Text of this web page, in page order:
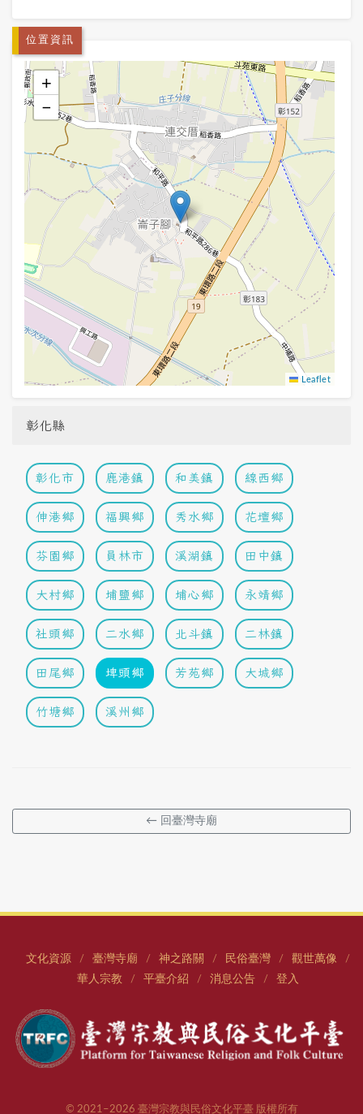
位置資訊
+
−
Leaflet
彰化縣
彰化市 鹿港鎮 和美鎮 線西鄉
伸港鄉 福興鄉 秀水鄉 花壇鄉
芬園鄉 員林市 溪湖鎮 田中鎮
大村鄉 埔鹽鄉 埔心鄉 永靖鄉
社頭鄉 二水鄉 北斗鎮 二林鎮
田尾鄉 埤頭鄉 芳苑鄉 大城鄉
竹塘鄉 溪州鄉
← 回臺灣寺廟
文化資源 / 臺灣寺廟 / 神之路關 / 民俗臺灣 / 觀世萬像 /
華人宗教 / 平臺介紹 / 消息公告 / 登入
© 2021–2026 臺灣宗教與民俗文化平臺 版權所有